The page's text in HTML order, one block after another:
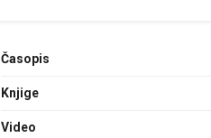
Časopis
Knjige
Video